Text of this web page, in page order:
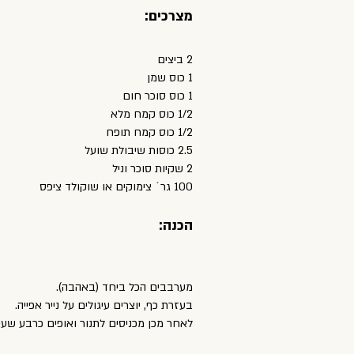
:מצרכים
2 ביצים
1 כוס שמן
1 כוס סוכר חום
1/2 כוס קמח מלא
1/2 כוס קמח תופח
2.5 כוסות שיבולת שועל
2 שקיות סוכר וניל
100 גר´ צימוקים או שוקולד ציפס
:הכנה
.(מערבבים הכל ביחד (באהבה
.בעזרת כף, יוצרים עיגולים על נייר אפייה
.לאחר מכן מכניסים לתנור ואופים כרבע